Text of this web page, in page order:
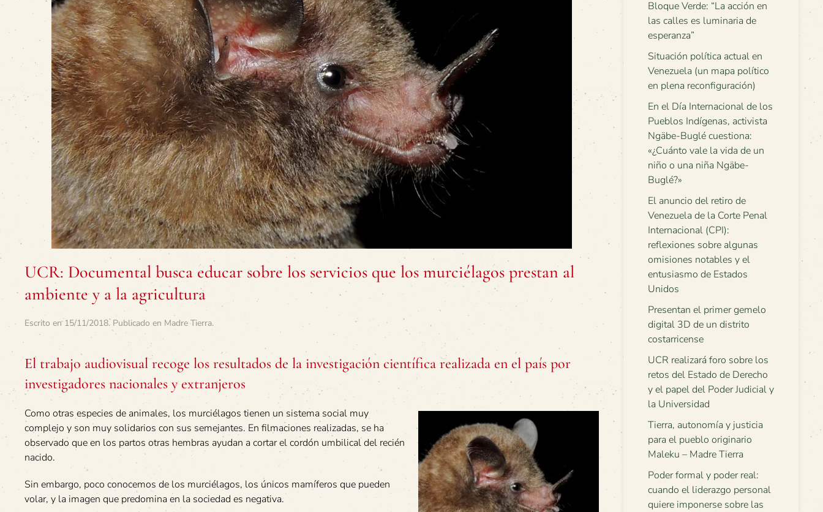
UCR: Documental busca educar sobre los servicios que los murciélagos prestan al
ambiente y a la agricultura
Escrito en15/11/2018. Publicado en Madre Tierra.
El trabajo audiovisual recoge los resultados de la investigación científica realizada en el país por
investigadores nacionales y extranjeros
Como otras especies de animales, los murciélagos tienen un sistema social muy
complejo y son muy solidarios con sus semejantes. En filmaciones realizadas, se ha
observado que en los partos otras hembras ayudan a cortar el cordón umbilical del recién
nacido.
Sin embargo, poco conocemos de los murciélagos, los únicos mamíferos que pueden
volar, y la imagen que predomina en la sociedad es negativa.
Bloque Verde: “La acción en
las calles es luminaria de
esperanza”
Situación política actual en
Venezuela (un mapa político
en plena reconfiguración)
En el Día Internacional de los
Pueblos Indígenas, activista
Ngäbe-Buglé cuestiona:
«¿Cuánto vale la vida de un
niño o una niña Ngäbe-
Buglé?»
El anuncio del retiro de
Venezuela de la Corte Penal
Internacional (CPI):
reflexiones sobre algunas
omisiones notables y el
entusiasmo de Estados
Unidos
Presentan el primer gemelo
digital 3D de un distrito
costarricense
UCR realizará foro sobre los
retos del Estado de Derecho
y el papel del Poder Judicial y
la Universidad
Tierra, autonomía y justicia
para el pueblo originario
Maleku – Madre Tierra
Poder formal y poder real:
cuando el liderazgo personal
quiere imponerse sobre las